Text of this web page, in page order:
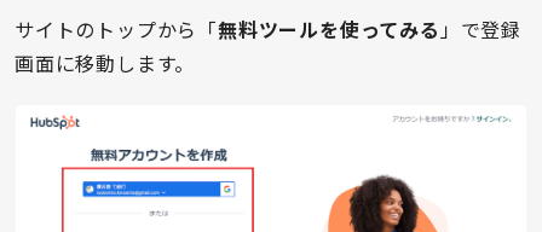
サイトのトップから「無料ツールを使ってみる」で登録
画面に移動します。